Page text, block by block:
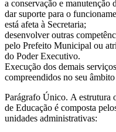
a conservação e manutenção
dar suporte para o
está afeta à Secretaria;
desenvolver outras
pelo Prefeito Municipal ou
do Poder Executivo.
Execução dos demais
compreendidos no seu
Parágrafo Único. A estrutura
de Educação é composta
unidades administrativas: